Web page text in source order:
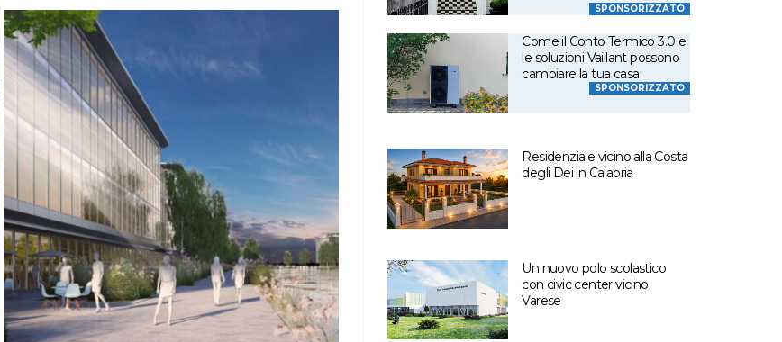
SPONSORIZZATO
Come il Conto Termico 3.0 e
le soluzioni Vaillant possono
cambiare la tua casa
SPONSORIZZATO
Residenziale vicino alla Costa
degli Dei in Calabria
Un nuovo polo scolastico
con civic center vicino
Varese